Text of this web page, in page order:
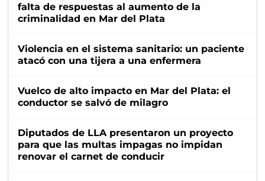
falta de respuestas al aumento de la
criminalidad en Mar del Plata
Violencia en el sistema sanitario: un paciente
atacó con una tijera a una enfermera
Vuelco de alto impacto en Mar del Plata: el
conductor se salvó de milagro
Diputados de LLA presentaron un proyecto
para que las multas impagas no impidan
renovar el carnet de conducir